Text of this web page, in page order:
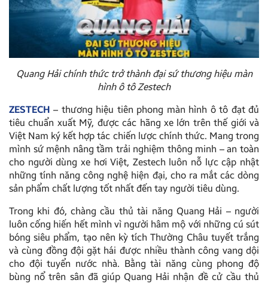
Quang Hải chính thức trở thành đại sứ thương hiệu màn
hình ô tô Zestech
ZESTECH – thương hiệu tiên phong màn hình ô tô đạt đủ
tiêu chuẩn xuất Mỹ, được các hãng xe lớn trên thế giới và
Việt Nam ký kết hợp tác chiến lược chính thức. Mang trong
mình sứ mệnh nâng tầm trải nghiệm thông minh – an toàn
cho người dùng xe hơi Việt, Zestech luôn nỗ lực cập nhật
những tính năng công nghệ hiện đại, cho ra mắt các dòng
sản phẩm chất lượng tốt nhất đến tay người tiêu dùng.
Trong khi đó, chàng cầu thủ tài năng Quang Hải – người
luôn cống hiến hết mình vì người hâm mộ với những cú sút
bóng siêu phẩm, tạo nên kỳ tích Thường Châu tuyết trắng
và cùng đồng đội gặt hái được nhiều thành công vang dội
cho đội tuyển nước nhà. Bằng tài năng cùng phong độ
bùng nổ trên sân đã giúp Quang Hải nhận đề cử cầu thủ